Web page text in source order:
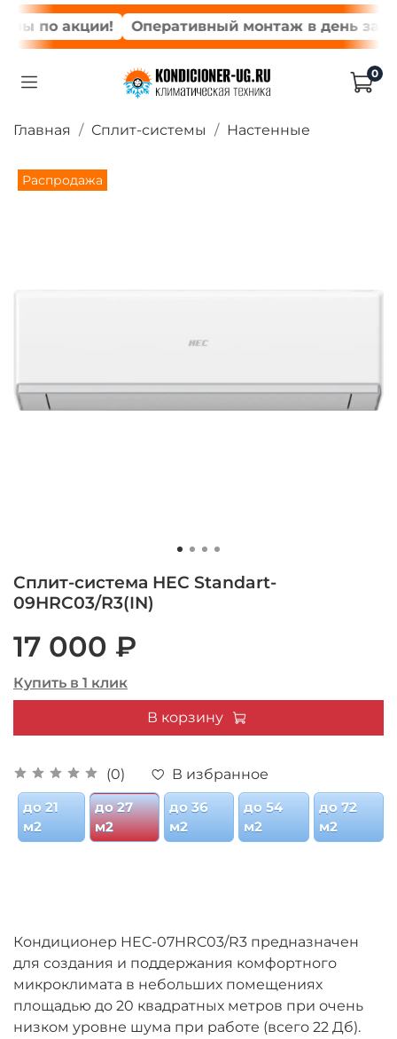
по акции! Оперативный монтаж в день
0
Главная Сплит-системы Настенные
Распродажа
Сплит-система HEC Standart-
09HRC03/R3(IN)
(0)
В избранное
до 21
м2
до 27
м2
до 36
м2
до 54
м2
до 72
м2
17 000 ₽
Купить в 1 клик
В корзину
Кондиционер HEC-07HRC03/R3 предназначен
для создания и поддержания комфортного
микроклимата в небольших помещениях
площадью до 20 квадратных метров при очень
низком уровне шума при работе (всего 22 Дб).